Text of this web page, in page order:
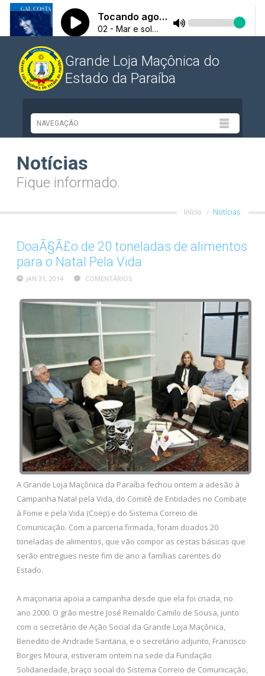
Grande Loja Maçônica do
Estado da Paraíba
Notícias
Fique informado.
Início Notícias
DoaÃ§Ã£o de 20 toneladas de alimentos
para o Natal Pela Vida
JAN 31, 2014 COMENTÁRIOS
A Grande Loja Maçônica da Paraíba fechou ontem a adesão à
Campanha Natal pela Vida, do Comitê de Entidades no Combate
à Fome e pela Vida (Coep) e do Sistema Correio de
Comunicação. Com a parceria firmada, foram doados 20
toneladas de alimentos, que vão compor as cestas básicas que
serão entregues neste fim de ano a famílias carentes do
Estado.
A maçonaria apoia a campanha desde que ela foi criada, no
ano 2000. O grão mestre José Reinaldo Camilo de Sousa, junto
com o secretário de Ação Social da Grande Loja Maçônica,
Benedito de Andrade Santana, e o secretário adjunto, Francisco
Borges Moura, estiveram ontem na sede da Fundação
Solidariedade, braço social do Sistema Correio de Comunicação,